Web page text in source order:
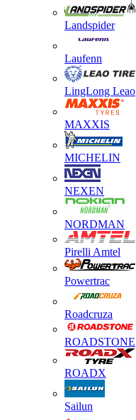
Landspider
Laufenn
LingLong Leao
MAXXIS
MICHELIN
NEXEN
NORDMAN
Pirelli Amtel
Powertrac
Roadcruza
ROADSTONE
ROADX
Sailun